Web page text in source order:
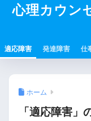
心理カウン
適応障害 発達障害 仕
ホーム
「適応障害」